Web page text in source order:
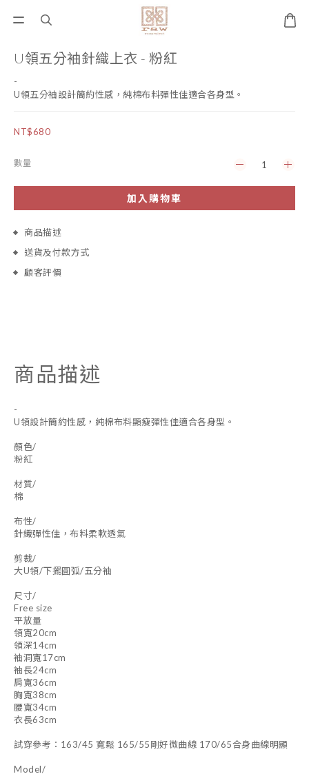
U領五分袖針織上衣 - 粉紅
-
U領五分袖設計簡約性感，純棉布料彈性佳適合各身型。
NT$680
數量
加入購物車
商品描述
送貨及付款方式
顧客評價
商品描述
-
U領設計簡約性感，純棉布料顯瘦彈性佳適合各身型。
顏色/
粉紅
材質/
棉
布性/
針織彈性佳，布料柔軟透氣
剪裁/
大U領/下擺圓弧/五分袖
尺寸/
Free size
平放量
領寬20cm
領深14cm
袖洞寬17cm
袖長24cm
肩寬36cm
胸寬38cm
腰寬34cm
衣長63cm
試穿參考：163/45 寬鬆 165/55剛好微曲線 170/65合身曲線明顯
Model/